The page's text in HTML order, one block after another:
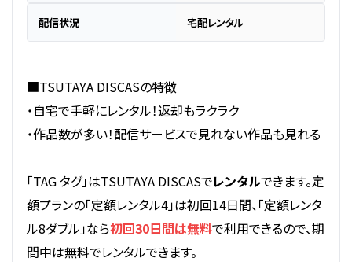
配信状況 宅配レンタル
■TSUTAYA DISCASの特徴
・自宅で手軽にレンタル！返却もラクラク
・作品数が多い！配信サービスで見れない作品も見れる
「TAG タグ」はTSUTAYA DISCASでレンタルできます。定
額プランの「定額レンタル4」は初回14日間、「定額レンタ
ル8ダブル」なら初回30日間は無料で利用できるので、期
間中は無料でレンタルできます。